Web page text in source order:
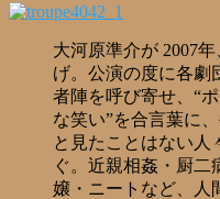
大河原準介が 2007
げ。公演の度に各劇
者陣を呼び寄せ、“
な笑い”を合言葉に
と見たことはない人
ぐ。近親相姦・厨二
嬢・ニートなど、人